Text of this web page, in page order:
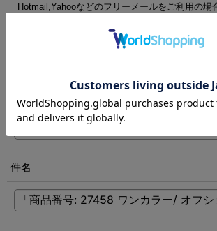
Hotmail,Yahooなどのフリーメールをご利用の場
件名